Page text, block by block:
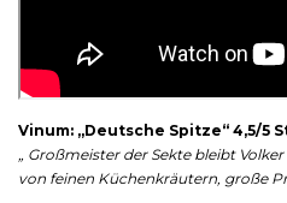
Vinum: „Deutsche Spitze“ 4,5/5
„ Großmeister der Sekte bleibt
von feinen Küchenkräutern, große